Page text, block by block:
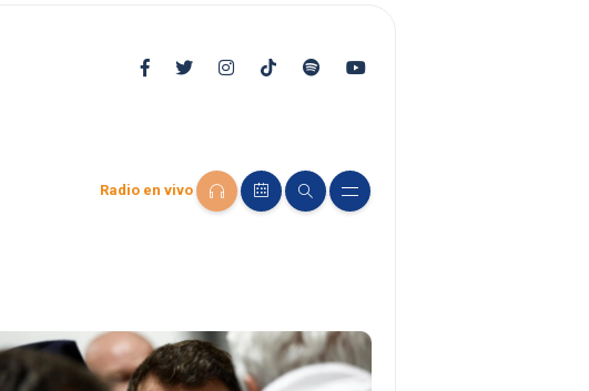
Radio en vivo